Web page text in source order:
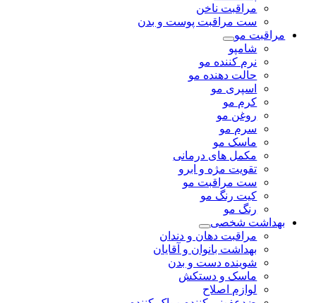
مراقبت ناخن
ست مراقبت پوست و بدن
مراقبت مو
شامپو
نرم کننده مو
حالت دهنده مو
اسپری مو
کرم مو
روغن مو
سرم مو
ماسک مو
مکمل های درمانی
تقویت مژه و ابرو
ست مراقبت مو
کیت رنگ مو
رنگ مو
بهداشت شخصی
مراقبت دهان و دندان
بهداشت بانوان و آقایان
شوینده دست و بدن
ماسک و دستکش
لوازم اصلاح